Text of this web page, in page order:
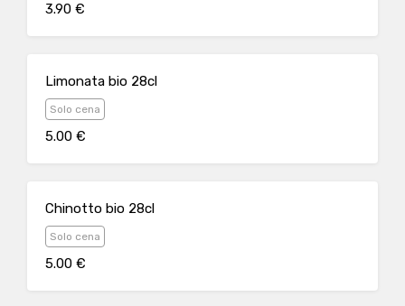
3.90 €
Limonata bio 28cl
Solo cena
5.00 €
Chinotto bio 28cl
Solo cena
5.00 €